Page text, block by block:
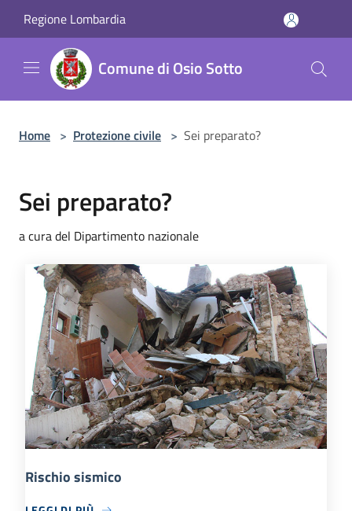
Regione Lombardia
Comune di Osio Sotto
Home > Protezione civile > Sei preparato?
Sei preparato?
a cura del Dipartimento nazionale
Rischio sismico